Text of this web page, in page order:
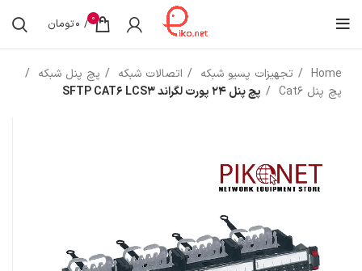
0
/
0تومان
Home تجهیزات پسیو شبکه اتصالات شبکه
پچ پنل شبکه
پچ پنل Cat6
پچ پنل 24 پورت لگراند SFTP CAT6 LCS3